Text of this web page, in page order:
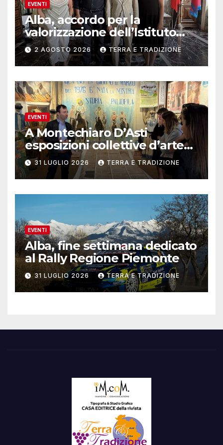
EVENTI
Alba, accordo per la
valorizzazione dell’Istituto
musicale Rocca
2 AGOSTO 2026 TERRA E TRADIZIONE
EVENTI
A Montechiaro D’Asti
esposizioni collettive d’arte
contemporanea
31 LUGLIO 2026 TERRA E TRADIZIONE
EVENTI
Alba, fine settimana dedicato
al Rally Regione Piemonte
31 LUGLIO 2026 TERRA E TRADIZIONE